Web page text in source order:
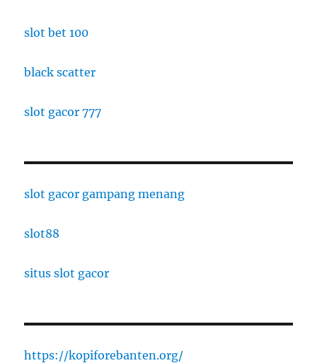
slot bet 100
black scatter
slot gacor 777
slot gacor gampang menang
slot88
situs slot gacor
https://kopiforebanten.org/